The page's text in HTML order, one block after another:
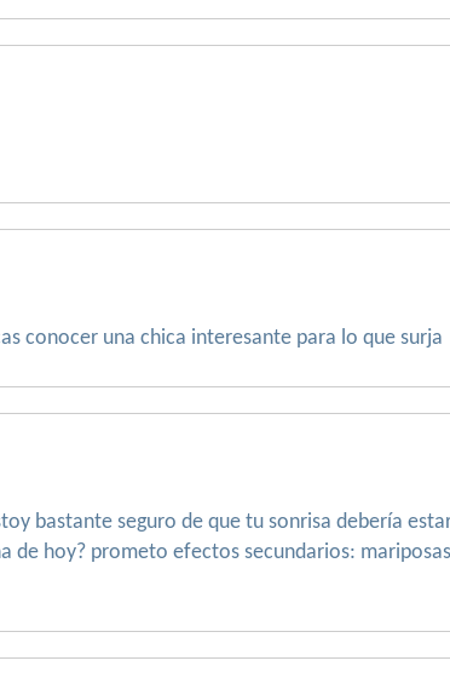
conocer una chica interesante para lo que surja
bastante seguro de que tu sonrisa debería
de hoy? prometo efectos secundarios: